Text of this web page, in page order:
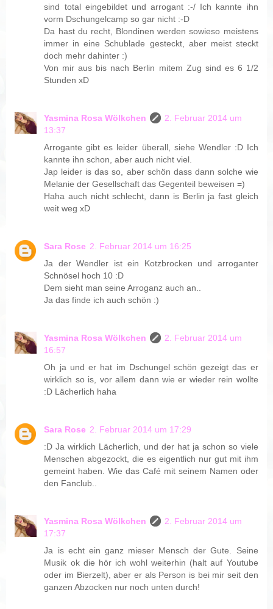
sind total eingebildet und arrogant :-/ Ich kannte ihn
vorm Dschungelcamp so gar nicht :-D
Da hast du recht, Blondinen werden sowieso meistens
immer in eine Schublade gesteckt, aber meist steckt
doch mehr dahinter :)
Von mir aus bis nach Berlin mitem Zug sind es 6 1/2
Stunden xD
Yasmina Rosa Wölkchen
2. Februar 2014 um
13:37
Arrogante gibt es leider überall, siehe Wendler :D Ich
kannte ihn schon, aber auch nicht viel.
Jap leider is das so, aber schön dass dann solche wie
Melanie der Gesellschaft das Gegenteil beweisen =)
Haha auch nicht schlecht, dann is Berlin ja fast gleich
weit weg xD
Sara Rose 2. Februar 2014 um 16:25
Ja der Wendler ist ein Kotzbrocken und arroganter
Schnösel hoch 10 :D
Dem sieht man seine Arroganz auch an..
Ja das finde ich auch schön :)
Yasmina Rosa Wölkchen
2. Februar 2014 um
16:57
Oh ja und er hat im Dschungel schön gezeigt das er
wirklich so is, vor allem dann wie er wieder rein wollte
:D Lächerlich haha
Sara Rose 2. Februar 2014 um 17:29
:D Ja wirklich Lächerlich, und der hat ja schon so viele
Menschen abgezockt, die es eigentlich nur gut mit ihm
gemeint haben. Wie das Café mit seinem Namen oder
den Fanclub..
Yasmina Rosa Wölkchen
2. Februar 2014 um
17:37
Ja is echt ein ganz mieser Mensch der Gute. Seine
Musik ok die hör ich wohl weiterhin (halt auf Youtube
oder im Bierzelt), aber er als Person is bei mir seit den
ganzen Abzocken nur noch unten durch!